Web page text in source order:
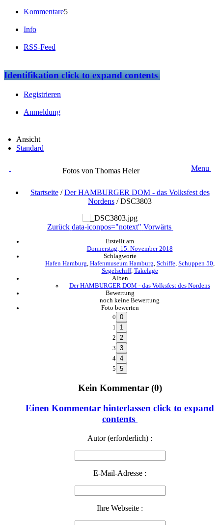
Kommentare5
Info
RSS-Feed
Identifikationclick to expand contents
Registrieren
Anmeldung
Ansicht
Standard
Fotos von Thomas Heier Menu
Startseite/Der HAMBURGER DOM - das Volksfest des
Nordens /DSC3803
Zurück data-iconpos="notext" Vorwärts
Erstellt am
Donnerstag, 15. November 2018
Schlagworte
Hafen Hamburg Hafenmuseum Hamburg Schiffe, Schuppen 50
Segelschiff, Takelage
Alben
Der HAMBURGER DOM - das Volksfest des Nordens
Bewertung
noch keine Bewertung
Foto bewerten
0
1
2
3
4
5
Kein Kommentar (0)
Einen Kommentar hinterlassen click to expand
contents
Autor (erforderlich) :
E-Mail-Adresse :
Ihre Webseite :